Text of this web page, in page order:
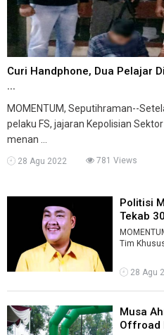
Curi Handphone, Dua Pelajar
...
MOMENTUM, Seputihraman--
pelaku FS, jajaran Kepolisian
menan ...
28 Agu 2022 781 Views
Politisi
Tekab
Tim
28 Agu
Musa
Offroad